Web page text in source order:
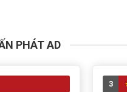
PHÁT AD
3